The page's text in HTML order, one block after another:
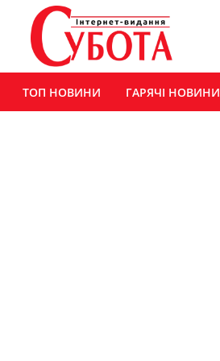
ТОП НОВИНИ ГАРЯЧІ НОВИНИ